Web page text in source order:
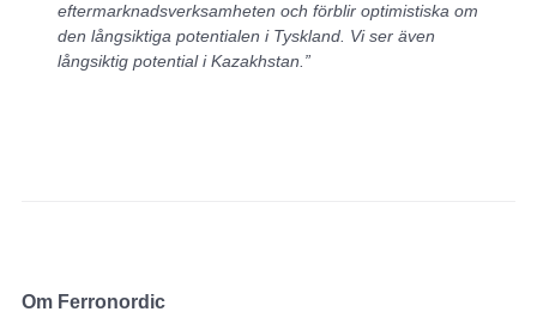
eftermarknadsverksamheten och förblir optimistiska om
den långsiktiga potentialen i Tyskland. Vi ser även
långsiktig potential i Kazakhstan.”
Om Ferronordic